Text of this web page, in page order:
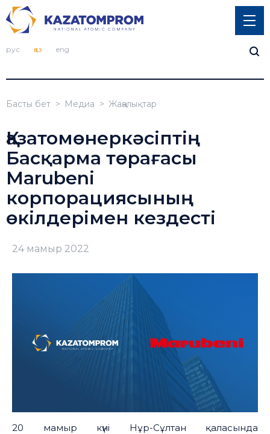
рус қаз eng
Басты бет Медиа Жаңалықтар
Қазатомөнеркәсіптің
Басқарма төрағасы
Marubeni
корпорациясының
өкілдерімен кездесті
24 мамыр 2022
20 мамыр күні Нұр-Сұлтан қаласында